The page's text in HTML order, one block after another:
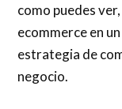
como puedes
ecommerce en
estrategia de
negocio.